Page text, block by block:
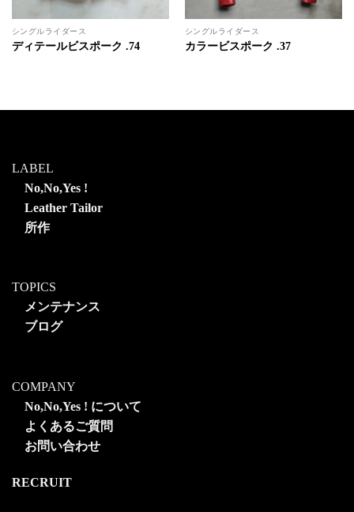
シングルライダース
ディテールビスポーク .74
シングルライダース
カラービスポーク .37
LABEL
No,No,Yes !
Leather Tailor
所作
TOPICS
メンテナンス
ブログ
COMPANY
No,No,Yes ! について
よくあるご質問
お問い合わせ
RECRUIT